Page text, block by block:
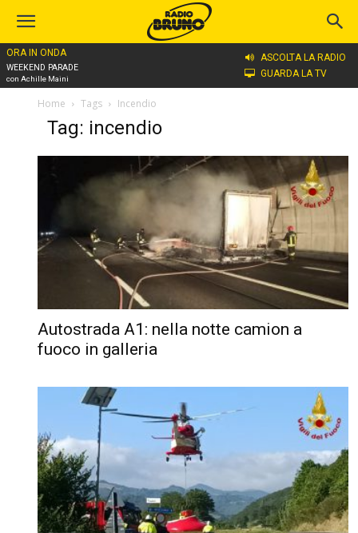
ORA IN ONDA
WEEKEND PARADE
con Achille Maini
ASCOLTA LA RADIO
GUARDA LA TV
Home Tags Incendio
Tag: incendio
Autostrada A1: nella notte camion a
fuoco in galleria